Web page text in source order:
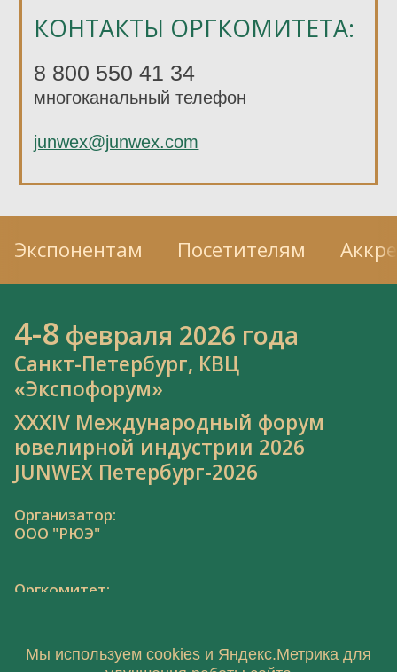
КОНТАКТЫ ОРГКОМИТЕТА:
8 800 550 41 34
многоканальный телефон
junwex@junwex.com
Экспонентам Посетителям
4-8 февраля 2026 года
Санкт-Петербург, КВЦ
«Экспофорум»
XXXIV Международный форум
ювелирной индустрии 2026
JUNWEX Петербург-2026
Организатор:
ООО "РЮЭ"
Оргкомитет:
Мы используем cookies и Яндекс.Метрика для